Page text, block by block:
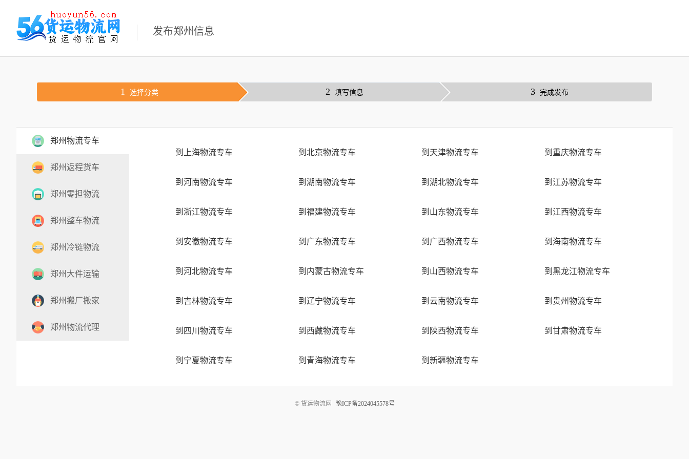
发布郑州信息
1 选择分类 2 填写信息 3 完成发布
郑州物流专车
郑州返程货车
郑州零担物流
郑州整车物流
郑州冷链物流
郑州大件运输
郑州搬厂搬家
郑州物流代理
到上海物流专车 到北京物流专车 到天津物流专车 到重庆物流专车
到河南物流专车 到湖南物流专车 到湖北物流专车 到江苏物流专车
到浙江物流专车 到福建物流专车 到山东物流专车 到江西物流专车
到安徽物流专车 到广东物流专车 到广西物流专车 到海南物流专车
到河北物流专车 到内蒙古物流专车 到山西物流专车 到黑龙江物流专车
到吉林物流专车 到辽宁物流专车 到云南物流专车 到贵州物流专车
到四川物流专车 到西藏物流专车 到陕西物流专车 到甘肃物流专车
到宁夏物流专车 到青海物流专车 到新疆物流专车
© 货运物流网 豫ICP备2024045578号